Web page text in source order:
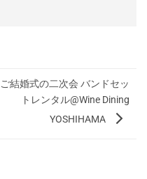
ご結婚式の二次会 バンドセッ
トレンタル@Wine Dining
YOSHIHAMA